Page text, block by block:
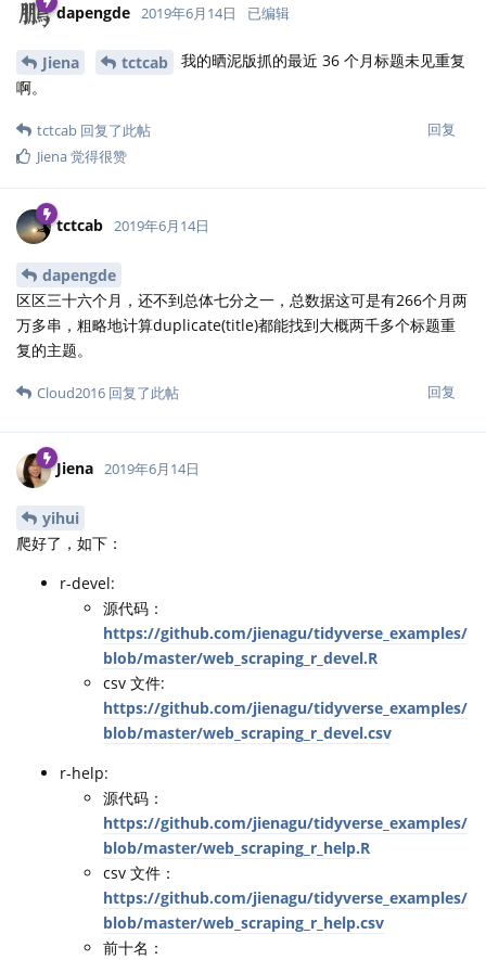
dapengde 2019年6月14日 已编辑
Jiena tctcab
我的晒泥版抓的最近 36 个月标题未见重复
啊。
回复
tctcab 回复了此帖
Jiena觉得很赞
tctcab 2019年6月14日
dapengde
区区三十六个月，还不到总体七分之一，总数据这可是有266个月两
万多串，粗略地计算duplicate(title)都能找到大概两千多个标题重
复的主题。
回复
Cloud2016 回复了此帖
Jiena 2019年6月14日
yihui
爬好了，如下：
r-devel:
源代码：
https://github.com/jienagu/tidyverse_examples/
blob/master/web_scraping_r_devel.R
csv 文件:
https://github.com/jienagu/tidyverse_examples/
blob/master/web_scraping_r_devel.csv
r-help:
源代码：
https://github.com/jienagu/tidyverse_examples/
blob/master/web_scraping_r_help.R
csv 文件：
https://github.com/jienagu/tidyverse_examples/
blob/master/web_scraping_r_help.csv
前十名：